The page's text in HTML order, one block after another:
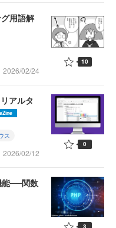
用語解
2026/02/24
10
アルタ
ス
2026/02/12
0
能──関数
3